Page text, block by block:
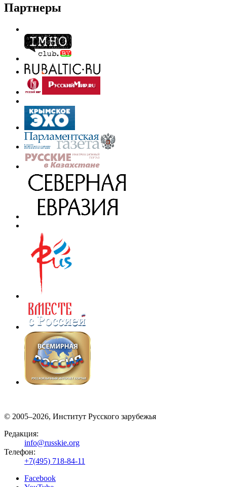
Партнеры
© 2005–2026, Институт Русского зарубежья
Редакция:
info@russkie.org
Телефон:
+7(495) 718-84-11
Facebook